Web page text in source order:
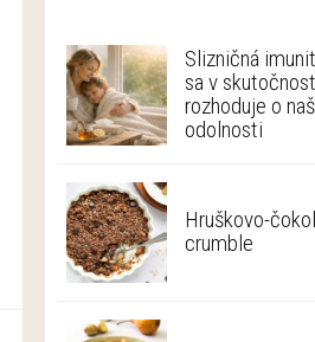
Slizničná
sa v
rozhoduje o
odolnosti
Hruškovo-
crumble